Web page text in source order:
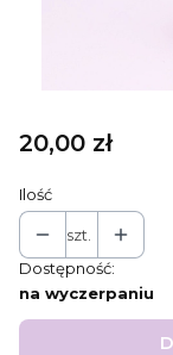
Cena
20,00 zł
Ilość
szt.
Dostępność:
na wyczerpaniu